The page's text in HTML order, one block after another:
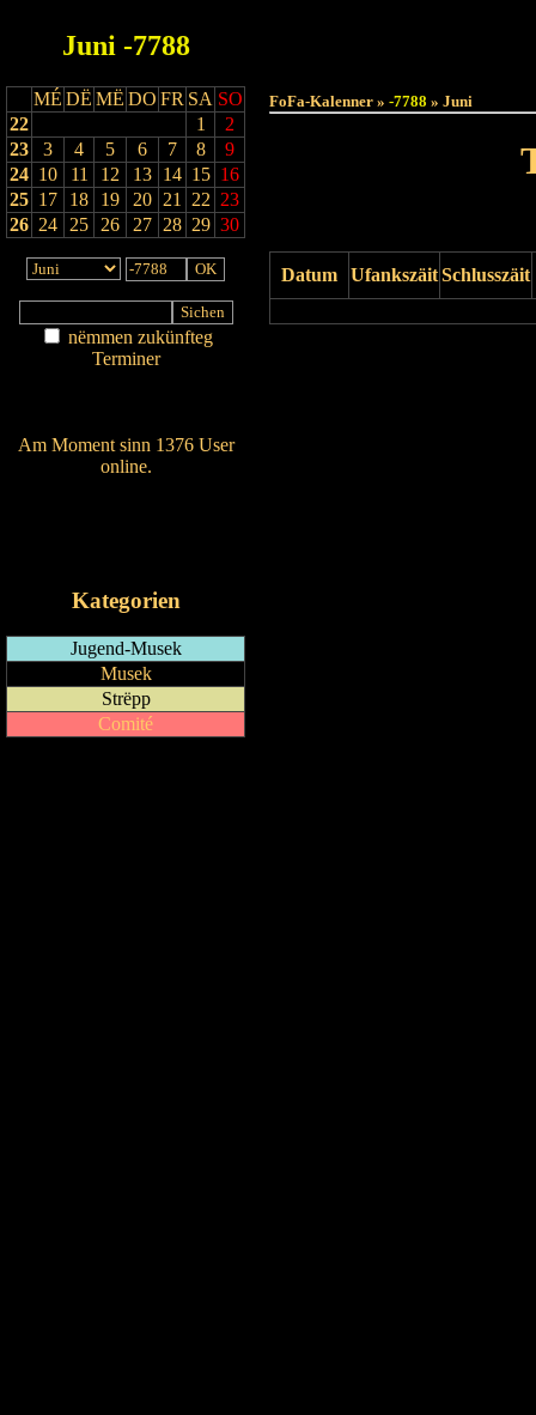
Juni -7788
MÉ DË MË DO FR SA SO
22
1
2
23
3 4 5 6 7 8
9
24 10 11 12 13 14 15 16
25 17 18 19 20 21 22 23
26 24 25 26 27 28 29 30
nëmmen zukünfteg
Terminer
Am Moment sinn 1376 User
online.
Kategorien
Jugend-Musek
Musek
Strëpp
Comité
FoFa-Kalenner » -7788 » Juni
Datum UfankszäitSchlusszäit